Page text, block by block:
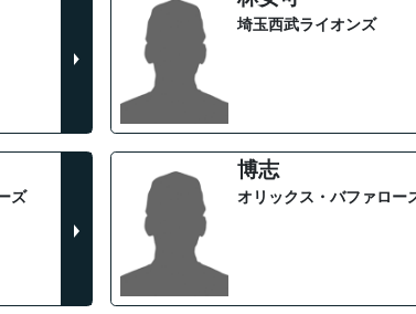
埼玉西武ライオンズ
ズ
博志
オリックス・バファロー